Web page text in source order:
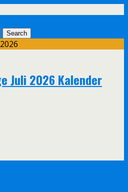
Juli 2026 Kalender